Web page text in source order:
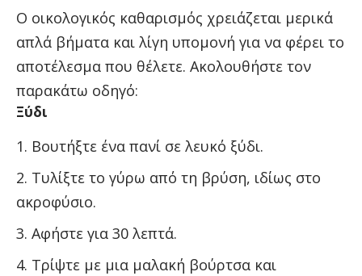
Ο οικολογικός καθαρισμός χρειάζεται μερικά
απλά βήματα και λίγη υπομονή για να φέρει το
αποτέλεσμα που θέλετε. Ακολουθήστε τον
παρακάτω οδηγό:
Ξύδι
Βουτήξτε ένα πανί σε λευκό ξύδι.
Τυλίξτε το γύρω από τη βρύση, ιδίως στο
ακροφύσιο.
Αφήστε για 30 λεπτά.
Τρίψτε με μια μαλακή βούρτσα και